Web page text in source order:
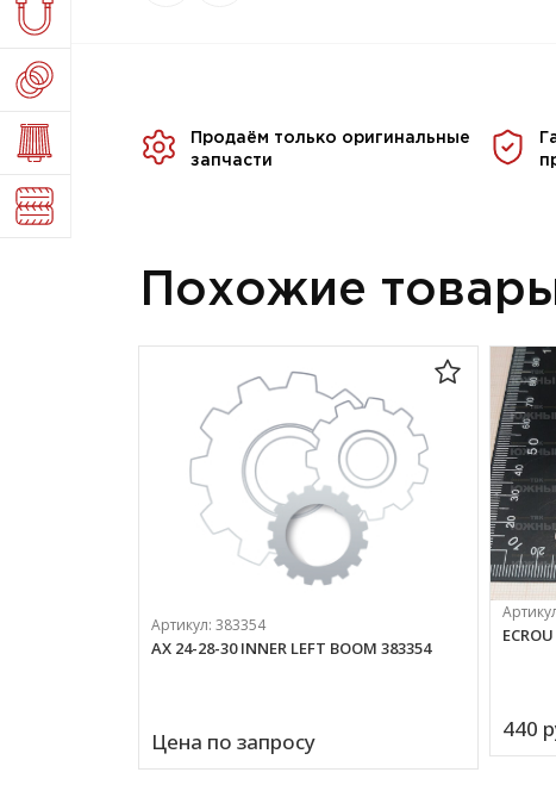
Продаём только оригинальные
запчасти
Похожие
Артикул: 383354
AX 24-28-30 INNER LEFT BOOM 383354
Цена по запросу 440